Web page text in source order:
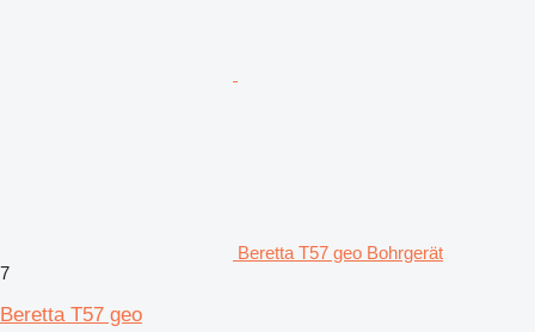
Beretta T57 geo Bohrgerät
7
Beretta T57 geo